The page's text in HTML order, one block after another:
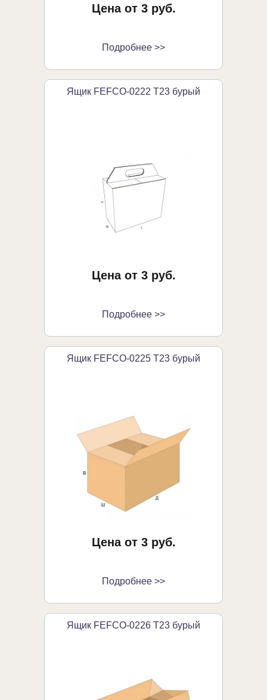
Цена от 3 руб.
Подробнее >>
Ящик FEFCO-0222 Т23 бурый
Цена от 3 руб.
Подробнее >>
Ящик FEFCO-0225 Т23 бурый
Цена от 3 руб.
Подробнее >>
Ящик FEFCO-0226 Т23 бурый